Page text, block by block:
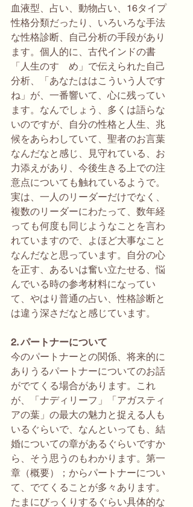
血液型、占い、動物占い、16タイプ
性格分類だったり、いろいろな手法
な性格診断、自己分析の手段があり
ます。個人的に、古代インドの書
「人生のすゝめ」で伝えられた自己
分析、「あなたははこういう人です
ね」が、一番響いて、心に残ってい
ます。なんでしょう、多くは語らな
いのですが、自分の性格と人生、兆
候をあらわしていて、聖者のお言葉
なんだなと感じ、見守れている、お
力添えがあり、今後生きる上での注
意点についても触れているようで。
実は、一人のリーダーだけでなく、
複数のリーダーにわたって、数年経
っても何度も同じようなことを言わ
れていますので、よほど大事なこと
なんだなと思っています。自分の心
を正す、あるいは奮い立たせる、悩
んでいる時の参考材料になってい
て、やはり普通の占い、性格診断と
は違う深さだなと感じています。
2. パートナーについて
今のパートナーとの関係、将来的に
ありうるパートナーについてのお話
がでてくる場合があります。これ
が、「ナディリーフ」「アガスティ
アの葉」の最大の魅力と捉える人も
いるぐらいで、なんといっても、結
婚についての章があるぐらいですか
ら、そう思うのもわかります。第一
章（概要）；からパートナーについ
て、でてくることが多々あります。
たまにびっくりするぐらい具体的な